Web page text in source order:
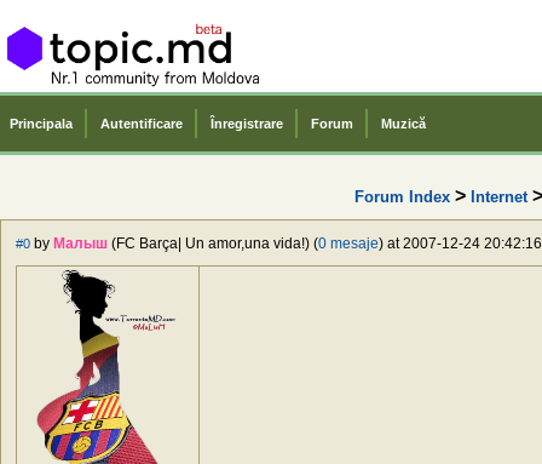
Principala Autentificare Înregistrare Forum Muzică
Forum Index> Internet
#0 by Малыш (FC Barça| Un amor,una vida!) (0 mesaje) at 2007-12-24